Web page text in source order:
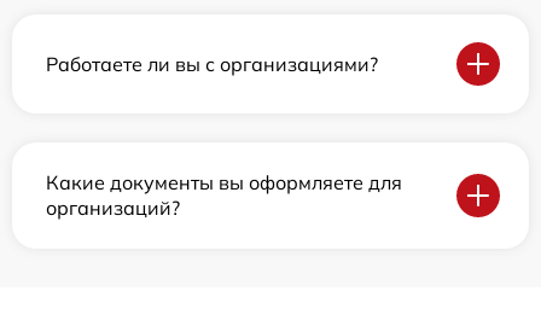
Работаете ли вы с организациями?
Какие документы вы оформляете для
организаций?